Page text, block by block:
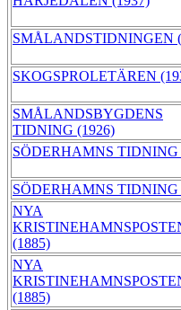
SMÅLANDSTIDNINGEN
SKOGSPROLETÄREN
SMÅLANDSBYGDENS
TIDNING (1926)
SÖDERHAMNS TIDNING
SÖDERHAMNS TIDNING
NYA
(1885)
NYA
(1885)